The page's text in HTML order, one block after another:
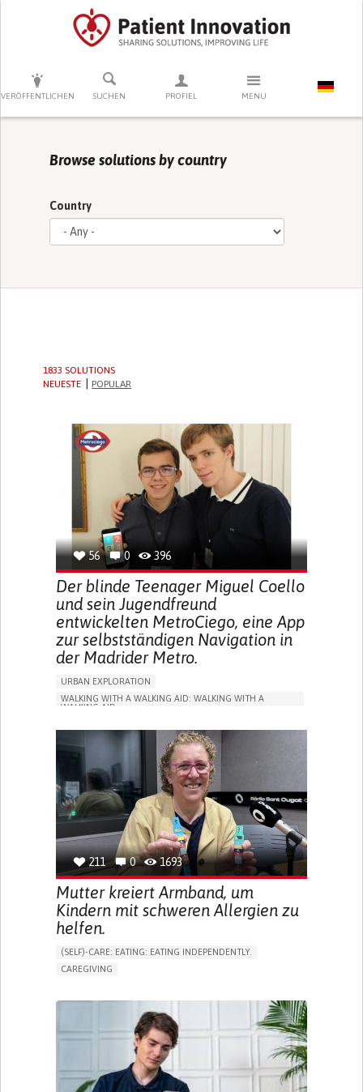
VERÖFFENTLICHEN SUCHEN PROFIEL MENU
DRÜCKEN SIE AUF ENTER UM DIE SUCHE ZU STARTEN
Browse solutions by country
Country
1833 SOLUTIONS
NEUESTE
POPULAR
56 0 396
Der blinde Teenager Miguel Coello
und sein Jugendfreund
entwickelten MetroCiego, eine App
zur selbstständigen Navigation in
der Madrider Metro.
URBAN EXPLORATION
WALKING WITH A WALKING AID: WALKING WITH A
WALKING AID
APP (INCLUDING WHEN CONNECTED WITH WEARABLE)
ONLINE SERVICE
SOCIAL WITHDRAWAL OR ISOLATION
VISION PROBLEMS
PROMOTING INCLUSIVITY AND SOCIAL INTEGRATION
OPHTHALMOLOGY
SPAIN
211 0 1693
Mutter kreiert Armband, um
Kindern mit schweren Allergien zu
helfen.
(SELF)-CARE: EATING: EATING INDEPENDENTLY.
CAREGIVING
BODY-WORN SOLUTIONS (CLOTHING, ACCESSORIES,
SHOES, SENSORS...)
ALLEVIATING ALLERGIES
PREVENTING (VACCINATION, PROTECTION, FALLS,
RESEARCH/MAPPING)
CAREGIVING SUPPORT
IMMUNO-ALLERGOLOGY